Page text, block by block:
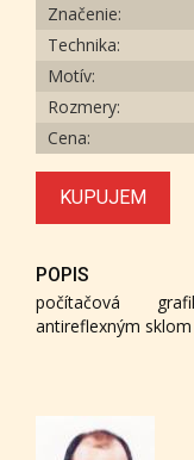
Značenie:
Technika:
Motív:
Rozmery:
Cena:
KUPUJEM
POPIS
počítačová
antireflexným